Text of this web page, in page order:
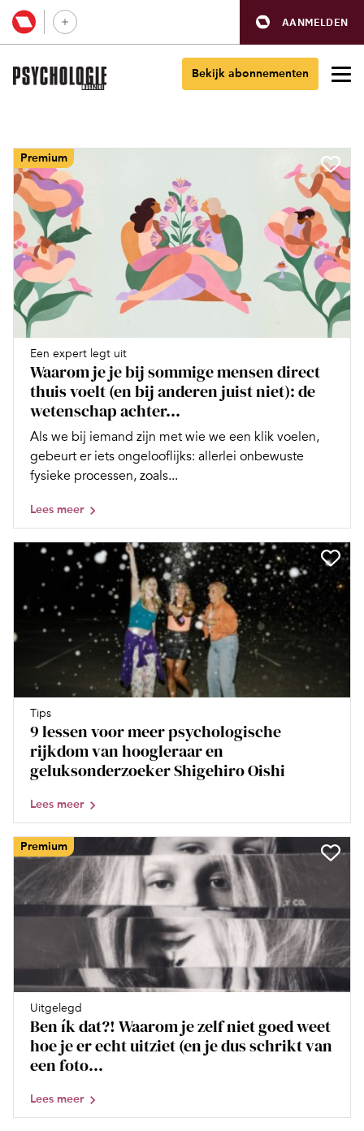
AANMELDEN
Bekijk abonnementen
Premium
Een expert legt uit
Waarom je je bij sommige mensen direct
thuis voelt (en bij anderen juist niet): de
wetenschap achter...
Als we bij iemand zijn met wie we een klik voelen,
gebeurt er iets ongelooflijks: allerlei onbewuste
fysieke processen, zoals...
Lees meer
Tips
9 lessen voor meer psychologische
rijkdom van hoogleraar en
geluksonderzoeker Shigehiro Oishi
Lees meer
Premium
Uitgelegd
Ben ík dat?! Waarom je zelf niet goed weet
hoe je er echt uitziet (en je dus schrikt van
een foto...
Lees meer